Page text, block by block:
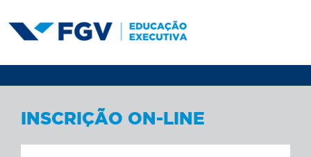
INSCRIÇÃO ON-LINE